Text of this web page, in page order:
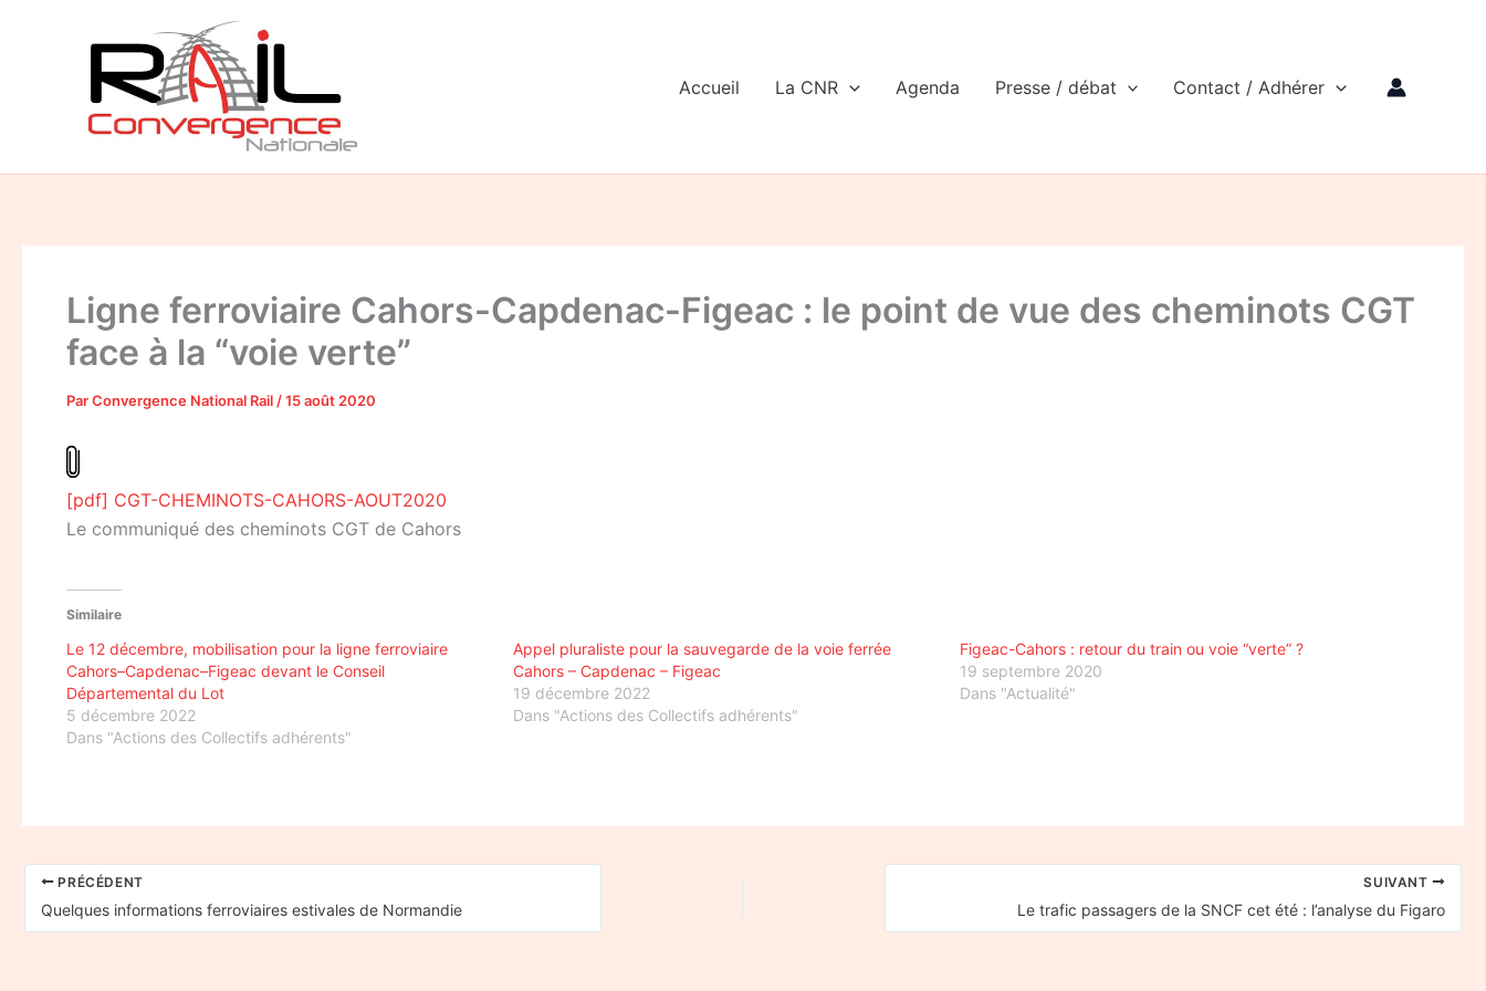
Accueil La CNR Agenda Presse / débat Contact / Adhérer
Ligne ferroviaire Cahors-Capdenac-Figeac : le point de vue des cheminots CGT
face à la “voie verte”
ParConvergence National Rail /15 août 2020
[pdf] CGT-CHEMINOTS-CAHORS-AOUT2020
Le communiqué des cheminots CGT de Cahors
Similaire
Le 12 décembre, mobilisation pour la ligne ferroviaire
Cahors–Capdenac–Figeac devant le Conseil
Départemental du Lot
5 décembre 2022
Dans "Actions des Collectifs adhérents"
Appel pluraliste pour la sauvegarde de la voie ferrée
Cahors – Capdenac – Figeac
19 décembre 2022
Dans "Actions des Collectifs adhérents"
Figeac-Cahors : retour du train ou voie “verte” ?
19 septembre 2020
Dans "Actualité"
PRÉCÉDENT
Quelques informations ferroviaires estivales de Normandie
SUIVANT
Le trafic passagers de la SNCF cet été : l’analyse du Figaro